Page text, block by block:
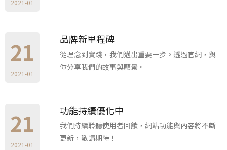
2021-01
21
2021-01
品牌新里程碑
從理念到實踐，我們邁出重要一步。透過官網，與
你分享我們的故事與願景。
21
2021-01
功能持續優化中
我們持續聆聽使用者回饋，網站功能與內容將不斷
更新，敬請期待！